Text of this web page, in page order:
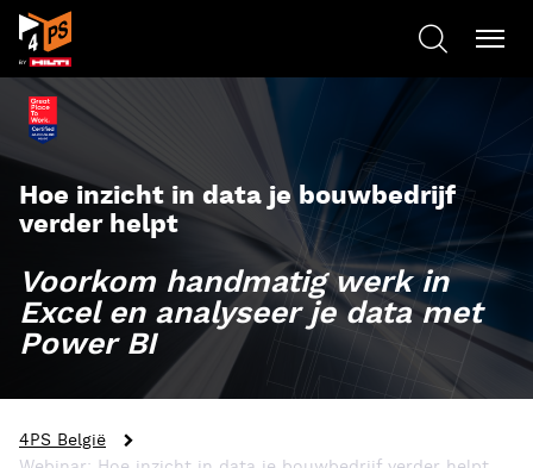
Hoe inzicht in data je bouwbedrijf
verder helpt
Voorkom handmatig werk in
Excel en analyseer je data met
Power BI
4PS België